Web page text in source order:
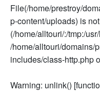
File(/home/prestroy/
p-content/uploads) is
(/home/alltouri/:/tmp:/
/home/alltouri/domains/
includes/class-http.php
Warning: unlink()